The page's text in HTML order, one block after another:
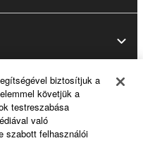
biztosítjuk a
követjük a
testreszabása
való
szabott felhasználói